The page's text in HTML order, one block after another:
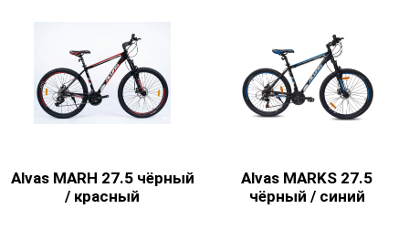
Alvas MARH 27.5 чёрный
/ красный
Alvas MARKS 27.5
чёрный / синий